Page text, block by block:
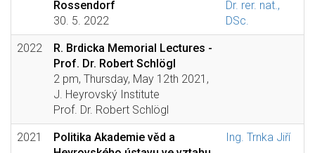
Rossendorf
30. 5. 2022
Dr. rer. nat.,
DSc.
2022
R. Brdicka Memorial Lectures -
Prof. Dr. Robert Schlögl
2 pm, Thursday, May 12th 2021,
J. Heyrovský Institute
Prof. Dr. Robert Schlögl
2021
Politika Akademie věd a
Ing. Trnka Jiří